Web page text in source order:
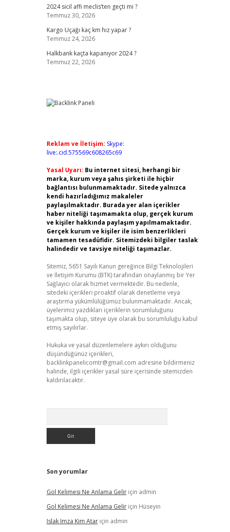
2024 sicil affı meclis’ten geçti mi ?
Temmuz 30, 2026
Kargo Uçağı kaç km hız yapar ?
Temmuz 24, 2026
Halkbank kaçta kapanıyor 2024 ?
Temmuz 22, 2026
Reklam ve İletişim: Skype:
live:.cid.575569c608265c69
Yasal Uyarı: Bu internet sitesi, herhangi bir
marka, kurum veya şahıs şirketi ile hiçbir
bağlantısı bulunmamaktadır. Sitede yalnızca
kendi hazırladığımız makaleler
paylaşılmaktadır. Burada yer alan içerikler
haber niteliği taşımamakta olup, gerçek kurum
ve kişiler hakkında paylaşım yapılmamaktadır.
Gerçek kurum ve kişiler ile isim benzerlikleri
tamamen tesadüfidir. Sitemizdeki bilgiler taslak
halindedir ve tavsiye niteliği taşımazlar.
Sitemiz, 5651 Sayılı Kanun gereğince Bilgi Teknolojileri
ve İletişim Kurumu (BTK) tarafından onaylanmış bir Yer
Sağlayıcı olarak hizmet vermektedir. Bu nedenle,
sitedeki içerikleri proaktif olarak denetleme veya
araştırma yükümlülüğümüz bulunmamaktadır. Ancak,
üyelerimiz yazdıkları içeriklerin sorumluluğunu
taşımakta olup, siteye üye olarak bu sorumluluğu kabul
etmiş sayılırlar.
Hukuka ve yasal düzenlemelere aykırı olduğunu
düşündüğünüz içerikleri,
backlinkpanelicomtr@gmail.com adresine bildirmeniz
halinde, ilgili içerikler yasal süre içerisinde sitemizden
kaldırılacaktır.
Son yorumlar
Gol Kelimesi Ne Anlama Geliriçin admin
Gol Kelimesi Ne Anlama Geliriçin Hüseyin
Islak Imza Kim Atariçin admin